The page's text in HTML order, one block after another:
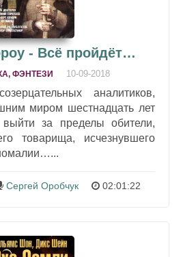
- Всё пройдёт…
ФЭНТЕЗИ 10-09-2018
аналитиков,
миром шестнадцать лет
за пределы обители,
товарища, исчезнувшего
Сергей Оробчук 02:01:22